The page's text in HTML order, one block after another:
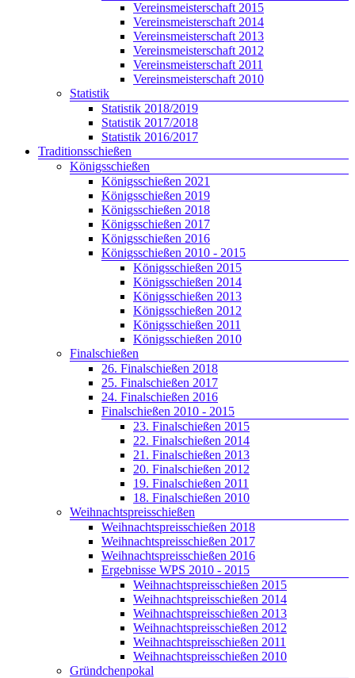
Vereinsmeisterschaft 2015
Vereinsmeisterschaft 2014
Vereinsmeisterschaft 2013
Vereinsmeisterschaft 2012
Vereinsmeisterschaft 2011
Vereinsmeisterschaft 2010
Statistik
Statistik 2018/2019
Statistik 2017/2018
Statistik 2016/2017
Traditionsschießen
Königsschießen
Königsschießen 2021
Königsschießen 2019
Königsschießen 2018
Königsschießen 2017
Königsschießen 2016
Königsschießen 2010 - 2015
Königsschießen 2015
Königsschießen 2014
Königsschießen 2013
Königsschießen 2012
Königsschießen 2011
Königsschießen 2010
Finalschießen
26. Finalschießen 2018
25. Finalschießen 2017
24. Finalschießen 2016
Finalschießen 2010 - 2015
23. Finalschießen 2015
22. Finalschießen 2014
21. Finalschießen 2013
20. Finalschießen 2012
19. Finalschießen 2011
18. Finalschießen 2010
Weihnachtspreisschießen
Weihnachtspreisschießen 2018
Weihnachtspreisschießen 2017
Weihnachtspreisschießen 2016
Ergebnisse WPS 2010 - 2015
Weihnachtspreisschießen 2015
Weihnachtspreisschießen 2014
Weihnachtspreisschießen 2013
Weihnachtspreisschießen 2012
Weihnachtspreisschießen 2011
Weihnachtspreisschießen 2010
Gründchenpokal